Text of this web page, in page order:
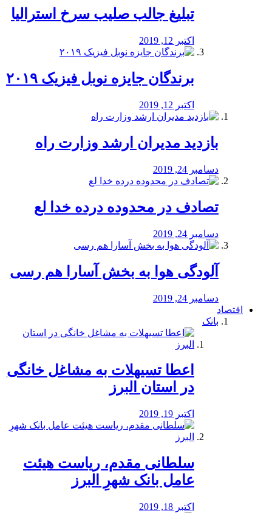
تبلیغ جالب صلیب سرخ استرالیا
اکتبر 12, 2019
برندگان جایزه نوبل فیزیک ۲۰۱۹
اکتبر 12, 2019
بازدید مدیران ارشد وزارت راه
دسامبر 24, 2019
تصادف در محدوده درده خدا لع
دسامبر 24, 2019
آلودگی هوا به بخش آسارا هم رسی
دسامبر 24, 2019
اقتصاد
بانک
️اعطا تسیهلات به مشاغل خانگی
در استان البرز
اکتبر 19, 2019
سلطانی مقدم، ریاست هیئت
عامل بانک شهرِ البرز
اکتبر 18, 2019